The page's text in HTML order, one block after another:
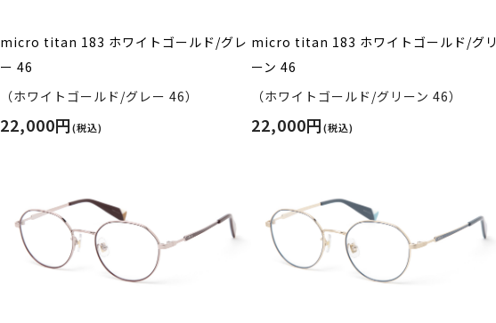
micro titan 183 ホワイトゴールド/グレ
ー 46
（ホワイトゴールド/グレー 46）
22,000円(税込)
micro titan 183 ホワイトゴールド/グリ
ーン 46
（ホワイトゴールド/グリーン 46）
22,000円(税込)